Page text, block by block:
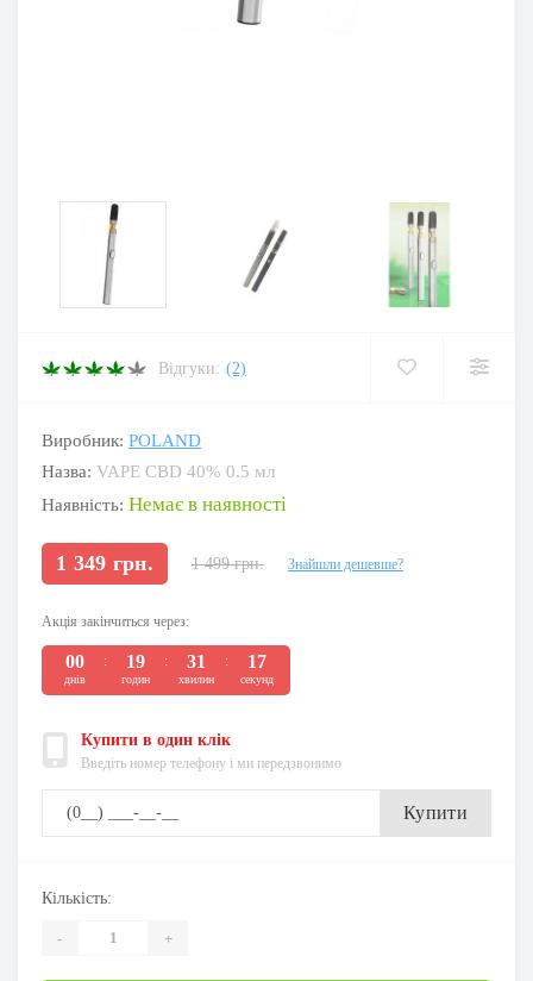
Відгуки: (2)
Виробник: POLAND
Назва: VAPE CBD 40% 0.5 мл
Наявність: Немає в наявності
1 349 грн. 1 499 грн. Знайшли дешевше?
Акція закінчиться через:
00
днів
: 19
годин
: 31
хвилин
: 16
секунд
Купити в один клік
Введіть номер телефону і ми передзвонимо
Купити
Кількість:
- +